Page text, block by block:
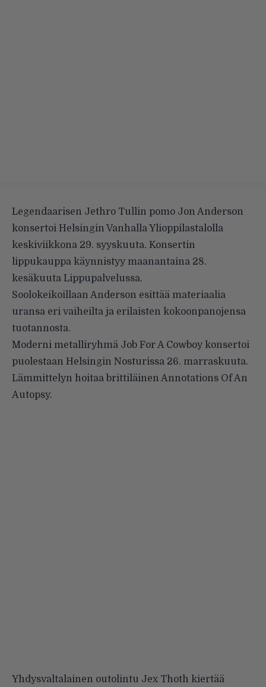
Legendaarisen Jethro Tullin pomo Jon Anderson
konsertoi Helsingin Vanhalla Ylioppilastalolla
keskiviikkona 29. syyskuuta. Konsertin
lippukauppa käynnistyy maanantaina 28.
kesäkuuta Lippupalvelussa.
Soolokeikoillaan Anderson esittää materiaalia
uransa eri vaiheilta ja erilaisten kokoonpanojensa
tuotannosta.
Moderni metalliryhmä Job For A Cowboy konsertoi
puolestaan Helsingin Nosturissa 26. marraskuuta.
Lämmittelyn hoitaa brittiläinen Annotations Of An
Autopsy.
Yhdysvaltalainen outolintu Jex Thoth kiertää